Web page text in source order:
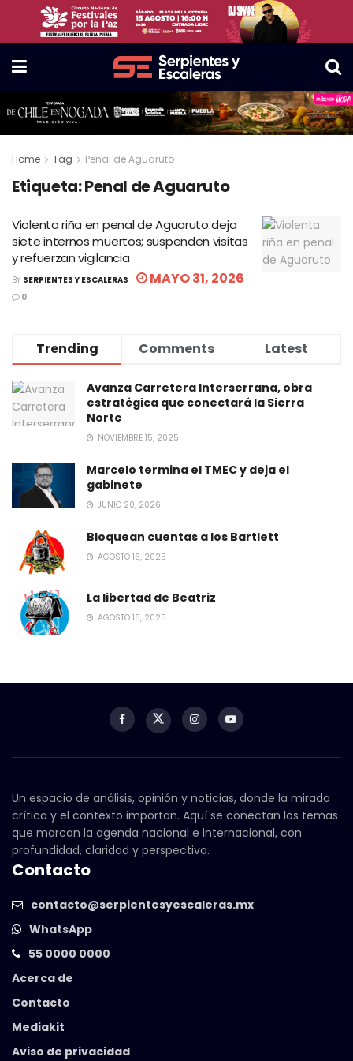
Home Tag Penal de Aguaruto
Etiqueta:Penal de Aguaruto
Violenta riña en penal de Aguaruto deja
siete internos muertos; suspenden visitas
y refuerzan vigilancia
BY SERPIENTES Y ESCALERAS MAYO 31, 2026
0
Trending Comments Latest
Avanza Carretera Interserrana, obra
estratégica que conectará la Sierra
Norte
NOVIEMBRE 15, 2025
Marcelo termina el TMEC y deja el
gabinete
JUNIO 20, 2026
Bloquean cuentas a los Bartlett
AGOSTO 16, 2025
La libertad de Beatriz
AGOSTO 18, 2025
Un espacio de análisis, opinión y noticias, donde la mirada
crítica y el contexto importan. Aquí se conectan los temas
que marcan la agenda nacional e internacional, con
profundidad, claridad y perspectiva.
Contacto
contacto@serpientesyescaleras.mx
WhatsApp
55 0000 0000
Acerca de
Contacto
Mediakit
Aviso de privacidad